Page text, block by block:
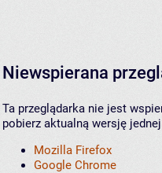
Niewspierana
Ta przeglądarka nie jest
pobierz aktualną wersję
Mozilla Firefox
Google Chrome